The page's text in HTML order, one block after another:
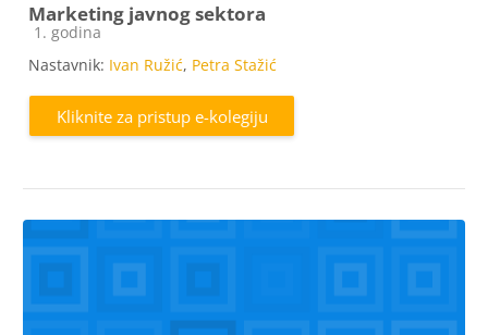
Marketing javnog sektora
Kategorija e-kolegija
1. godina
Nastavnik: Ivan Ružić, Petra Stažić
Kliknite za pristup e-kolegiju